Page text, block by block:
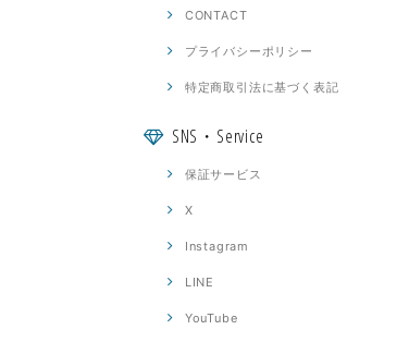
CONTACT
プライバシーポリシー
特定商取引法に基づく表記
SNS・Service
保証サービス
X
Instagram
LINE
YouTube